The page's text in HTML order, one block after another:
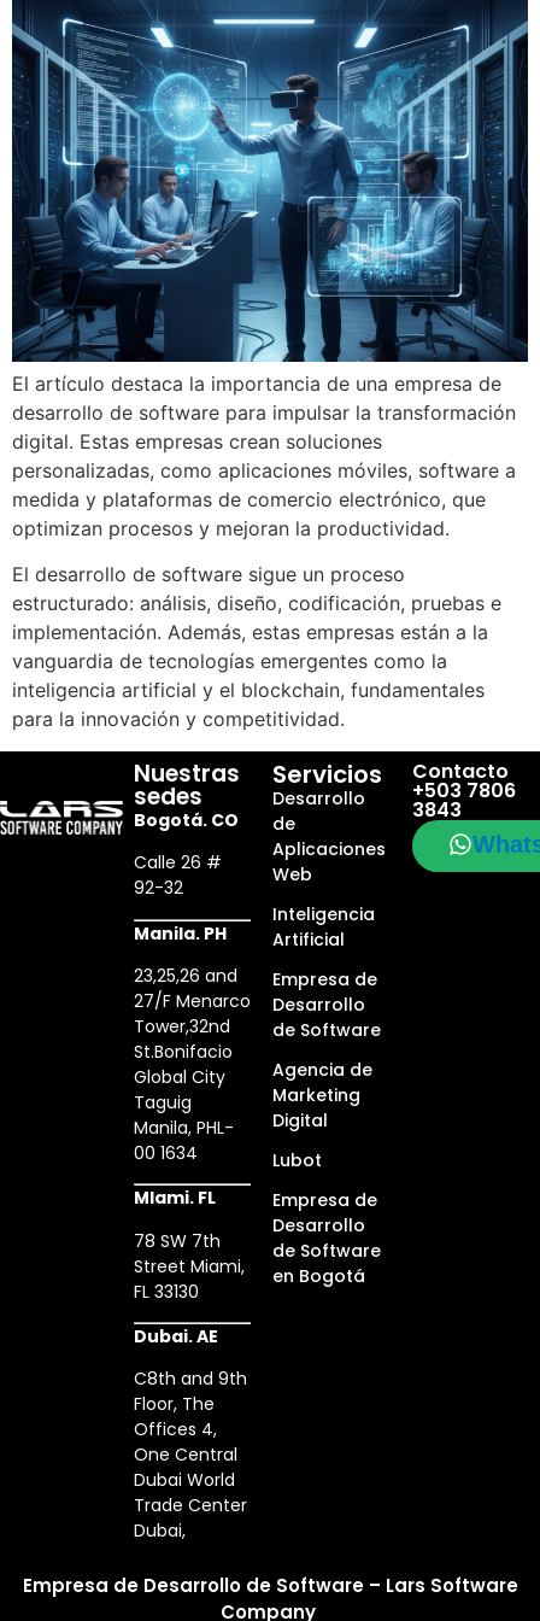
El artículo destaca la importancia de una empresa de
desarrollo de software para impulsar la transformación
digital. Estas empresas crean soluciones
personalizadas, como aplicaciones móviles, software a
medida y plataformas de comercio electrónico, que
optimizan procesos y mejoran la productividad.
El desarrollo de software sigue un proceso
estructurado: análisis, diseño, codificación, pruebas e
implementación. Además, estas empresas están a la
vanguardia de tecnologías emergentes como la
inteligencia artificial y el blockchain, fundamentales
para la innovación y competitividad.
Nuestras
sedes
Bogotá. CO
Calle 26 #
92-32
Manila. PH
23,25,26 and
27/F Menarco
Tower,32nd
St.Bonifacio
Global City
Taguig
Manila, PHL-
00 1634
MIami. FL
78 SW 7th
Street Miami,
FL 33130
Dubai. AE
C8th and 9th
Floor, The
Offices 4,
One Central
Dubai World
Trade Center
Dubai,
Servicios
Desarrollo
de
Aplicaciones
Web
Inteligencia
Artificial
Empresa de
Desarrollo
de Software
Agencia de
Marketing
Digital
Lubot
Empresa de
Desarrollo
de Software
en Bogotá
Contacto
+503 7806
3843
Empresa de Desarrollo de Software – Lars Software
Company